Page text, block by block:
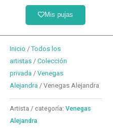
Mis pujas
Inicio /Todos los
artistas /Colección
privada /Venegas
Alejandra / Venegas Alejandra
Artista / categoría: Venegas
Alejandra